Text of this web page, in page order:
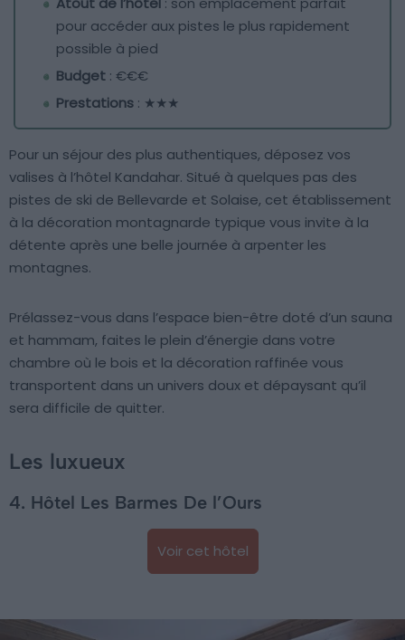
pour accéder aux pistes le plus rapidement
possible à pied
Budget : €€€
Prestations : ★★★
Pour un séjour des plus authentiques, déposez vos
valises à l’hôtel Kandahar. Situé à quelques pas des
pistes de ski de Bellevarde et Solaise, cet établissement
à la décoration montagnarde typique vous invite à la
détente après une belle journée à arpenter les
montagnes.
Prélassez-vous dans l’espace bien-être doté d’un sauna
et hammam, faites le plein d’énergie dans votre
chambre où le bois et la décoration raffinée vous
transportent dans un univers doux et dépaysant qu’il
sera difficile de quitter.
Les luxueux
4. Hôtel Les Barmes De l’Ours
Voir cet hôtel